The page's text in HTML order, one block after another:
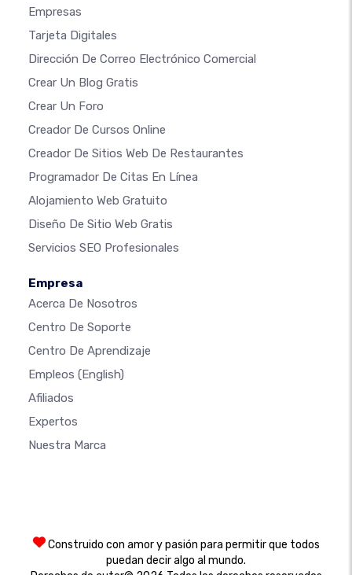
Empresas
Tarjeta Digitales
Dirección De Correo Electrónico Comercial
Crear Un Blog Gratis
Crear Un Foro
Creador De Cursos Online
Creador De Sitios Web De Restaurantes
Programador De Citas En Línea
Alojamiento Web Gratuito
Diseño De Sitio Web Gratis
Servicios SEO Profesionales
Empresa
Acerca De Nosotros
Centro De Soporte
Centro De Aprendizaje
Empleos (English)
Afiliados
Expertos
Nuestra Marca
Construido con amor y pasión para permitir que todos
puedan decir algo al mundo.